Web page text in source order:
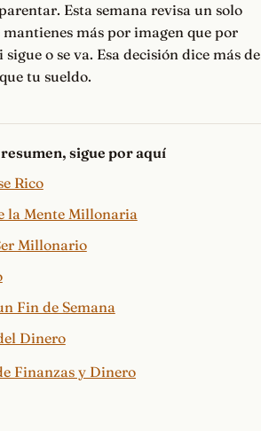
Esta semana revisa un solo
más por imagen que por
o se va. Esa decisión dice más de
tu sueldo.
sigue por aquí
Rico
la Mente Millonaria
Millonario
Fin de Semana
Dinero
Finanzas y Dinero